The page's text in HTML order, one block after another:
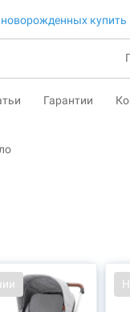
купить
Гарантии